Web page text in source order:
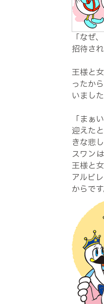
「なぜ
招待さ
王様と
ったか
いました
「まぁ
迎えた
きな悲
スワン
王様と
アルビ
からです